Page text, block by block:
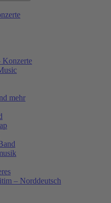
Konzerte
mehr
– Norddeutsch